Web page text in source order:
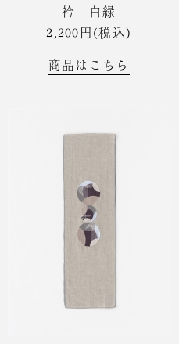
衿 白緑
2,200円(税込)
商品はこちら